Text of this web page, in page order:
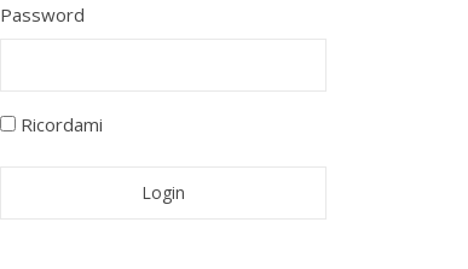
Password
Ricordami